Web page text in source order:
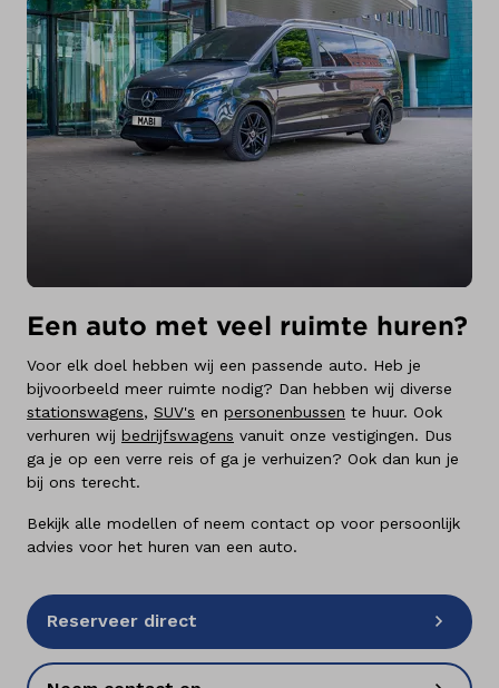
Een auto met veel ruimte huren?
Voor elk doel hebben wij een passende auto. Heb je
bijvoorbeeld meer ruimte nodig? Dan hebben wij diverse
stationswagens, SUV's en personenbussen te huur. Ook
verhuren wij bedrijfswagens vanuit onze vestigingen. Dus
ga je op een verre reis of ga je verhuizen? Ook dan kun je
bij ons terecht.
Bekijk alle modellen of neem contact op voor persoonlijk
advies voor het huren van een auto.
Reserveer direct